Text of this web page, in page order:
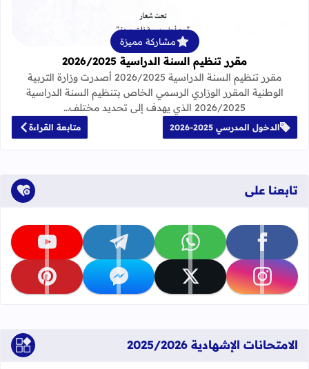
مشاركة مميزة
مقرر تنظيم السنة الدراسية 2026/2025
مقرر تنظيم السنة الدراسية 2026/2025 أصدرت وزارة التربية
الوطنية المقرر الوزاري الرسمي الخاص بتنظيم السنة الدراسية
2026/2025 الذي يهدف إلى تحديد مختلف…
الدخول المدرسي 2025-2026 متابعة القراءة
تابعنا على
تابعنا على facebook تابعنا على whatsapp تابعنا على telegram تابعنا على youtube
تابعنا على instagram تابعنا على x تابعنا على messenger تابعنا على pinterest
الامتحانات الإشهادية 2025/2026